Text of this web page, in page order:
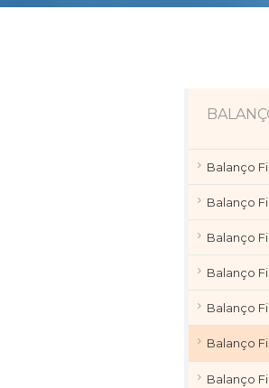
Balanço
Balanço
Balanço
Balanço
Balanço
Balanço
Balanço